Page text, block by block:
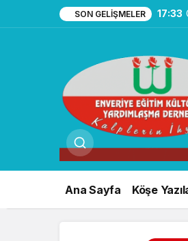
SON GELIŞMELER 17:33
Ana Sayfa Köşe